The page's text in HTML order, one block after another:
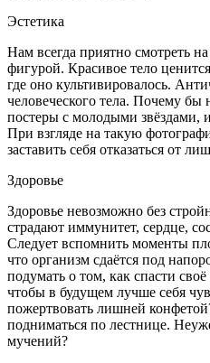
Эстетика
Нам всегда приятно смотреть
фигурой. Красивое тело
где оно культивировалось.
человеческого тела. Почему бы
постеры с молодыми звёздами,
При взгляде на такую
заставить себя отказаться от
Здоровье
Здоровье невозможно без
страдают иммунитет, сердце,
Следует вспомнить моменты
что организм сдаётся под
подумать о том, как спасти
чтобы в будущем лучше себя
пожертвовать лишней
подниматься по лестнице.
мучений?